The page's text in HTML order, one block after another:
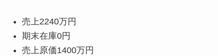
売上2240万円
期末在庫0円
売上原価1400万円